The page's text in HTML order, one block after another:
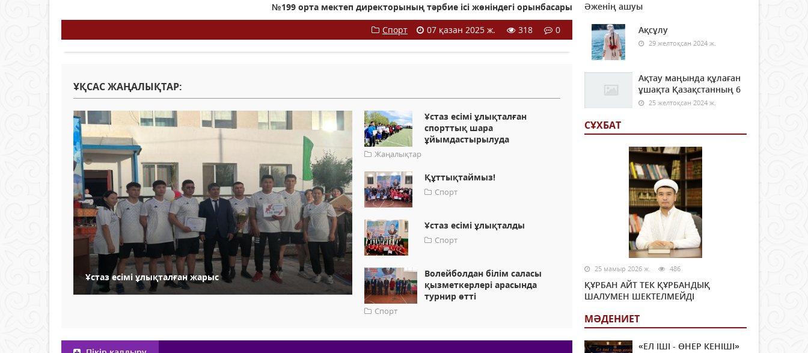
№199 орта мектеп директорының тәрбие ісі жөніндегі орынбасары
Спорт
07 қазан 2025 ж. 318 0
ҰҚСАС ЖАҢАЛЫҚТАР:
Ұстаз есімі ұлықталған жарыс
Ұстаз есімі ұлықталған
спорттық шара
ұйымдастырылуда
Жаңалықтар
Құттықтаймыз!
Спорт
Ұстаз есімі ұлықталды
Спорт
Волейболдан білім саласы
қызметкерлері арасында
турнир өтті
Спорт
Әженің ашуы
Ақсұлу
29 желтоқсан 2024 ж.
Ақтау маңында құлаған
ұшақта Қазақстанның 6
25 желтоқсан 2024 ж.
СҰХБАТ
25 мамыр 2026 ж. 486
ҚҰРБАН АЙТ ТЕК ҚҰРБАНДЫҚ
ШАЛУМЕН ШЕКТЕЛМЕЙДІ
МӘДЕНИЕТ
«ЕЛ ІШІ - ӨНЕР КЕНІШІ»